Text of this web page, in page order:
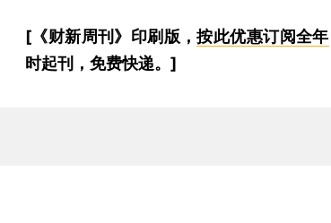
[《财新周刊》印刷版，按此优惠订阅全年
时起刊，免费快递。]